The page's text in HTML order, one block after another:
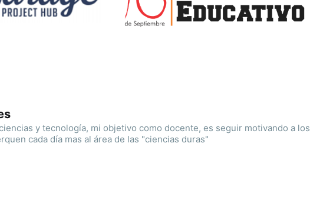
y tecnología, mi objetivo como docente, es seguir motivando a los
cada día mas al área de las "ciencias duras"